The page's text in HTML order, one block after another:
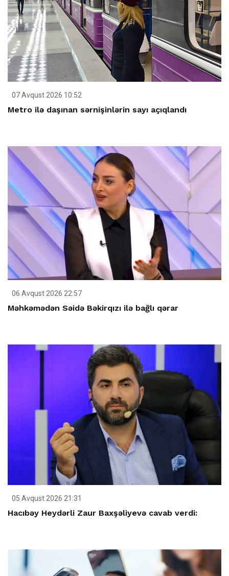
07 Avqust 2026 10:52
Metro ilə daşınan sərnişinlərin sayı açıqlandı
06 Avqust 2026 22:57
Məhkəmədən Səidə Bəkirqızı ilə bağlı qərar
05 Avqust 2026 21:31
Hacıbəy Heydərli Zaur Baxşəliyevə cavab verdi: